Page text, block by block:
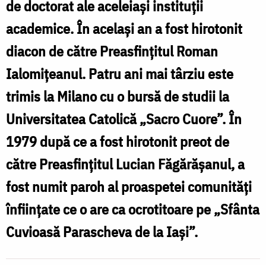
de doctorat ale aceleiași instituții
academice. În același an a fost hirotonit
diacon de către Preasfințitul Roman
Ialomițeanul. Patru ani mai târziu este
trimis la Milano cu o bursă de studii la
Universitatea Catolică „Sacro Cuore”. În
1979 după ce a fost hirotonit preot de
către Preasfințitul Lucian Făgărășanul, a
fost numit paroh al proaspetei comunități
înființate ce o are ca ocrotitoare pe „Sfânta
Cuvioasă Parascheva de la Iași”.